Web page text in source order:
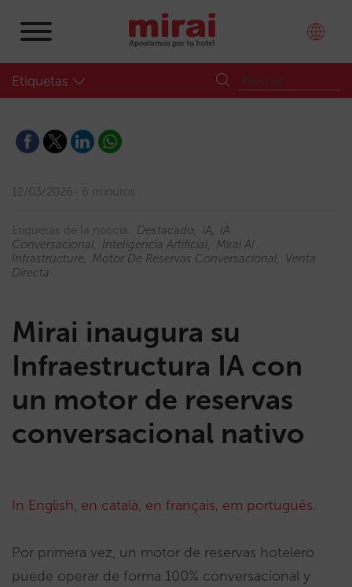
Etiquetas
12/03/2026 6 minutos
Etiquetas de la noticia: Destacado IA
IA
Conversacional
Inteligencia Artificial
Mirai AI
Infrastructure
Motor De Reservas Conversacional
Venta
Directa
Mirai inaugura su
Infraestructura IA con
un motor de reservas
conversacional nativo
In English, en català, en français, em português.
Por primera vez, un motor de reservas hotelero
puede operar de forma 100% conversacional y